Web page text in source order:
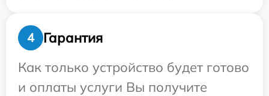
4
Гарантия
Как только устройство будет готово
и оплаты услуги Вы получите